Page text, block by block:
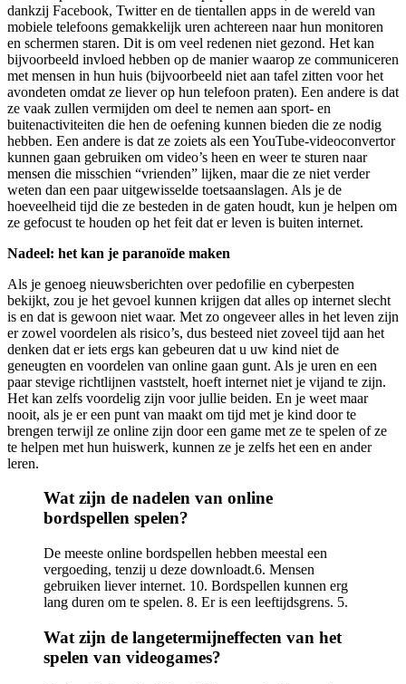
dankzij Facebook, Twitter en de tientallen apps in de wereld van
mobiele telefoons gemakkelijk uren achtereen naar hun monitoren
en schermen staren. Dit is om veel redenen niet gezond. Het kan
bijvoorbeeld invloed hebben op de manier waarop ze communiceren
met mensen in hun huis (bijvoorbeeld niet aan tafel zitten voor het
avondeten omdat ze liever op hun telefoon praten). Een andere is dat
ze vaak zullen vermijden om deel te nemen aan sport- en
buitenactiviteiten die hen de oefening kunnen bieden die ze nodig
hebben. Een andere is dat ze zoiets als een YouTube-videoconvertor
kunnen gaan gebruiken om video’s heen en weer te sturen naar
mensen die misschien “vrienden” lijken, maar die ze niet verder
weten dan een paar uitgewisselde toetsaanslagen. Als je de
hoeveelheid tijd die ze besteden in de gaten houdt, kun je helpen om
ze gefocust te houden op het feit dat er leven is buiten internet.
Nadeel: het kan je paranoïde maken
Als je genoeg nieuwsberichten over pedofilie en cyberpesten
bekijkt, zou je het gevoel kunnen krijgen dat alles op internet slecht
is en dat is gewoon niet waar. Met zo ongeveer alles in het leven zijn
er zowel voordelen als risico’s, dus besteed niet zoveel tijd aan het
denken dat er iets ergs kan gebeuren dat u uw kind niet de
geneugten en voordelen van online gaan gunt. Als je uren en een
paar stevige richtlijnen vaststelt, hoeft internet niet je vijand te zijn.
Het kan zelfs voordelig zijn voor jullie beiden. En je weet maar
nooit, als je er een punt van maakt om tijd met je kind door te
brengen terwijl ze online zijn door een game met ze te spelen of ze
te helpen met hun huiswerk, kunnen ze je zelfs het een en ander
leren.
Wat zijn de nadelen van online
bordspellen spelen?
De meeste online bordspellen hebben meestal een
vergoeding, tenzij u deze downloadt.6. Mensen
gebruiken liever internet. 10. Bordspellen kunnen erg
lang duren om te spelen. 8. Er is een leeftijdsgrens. 5.
Wat zijn de langetermijneffecten van het
spelen van videogames?